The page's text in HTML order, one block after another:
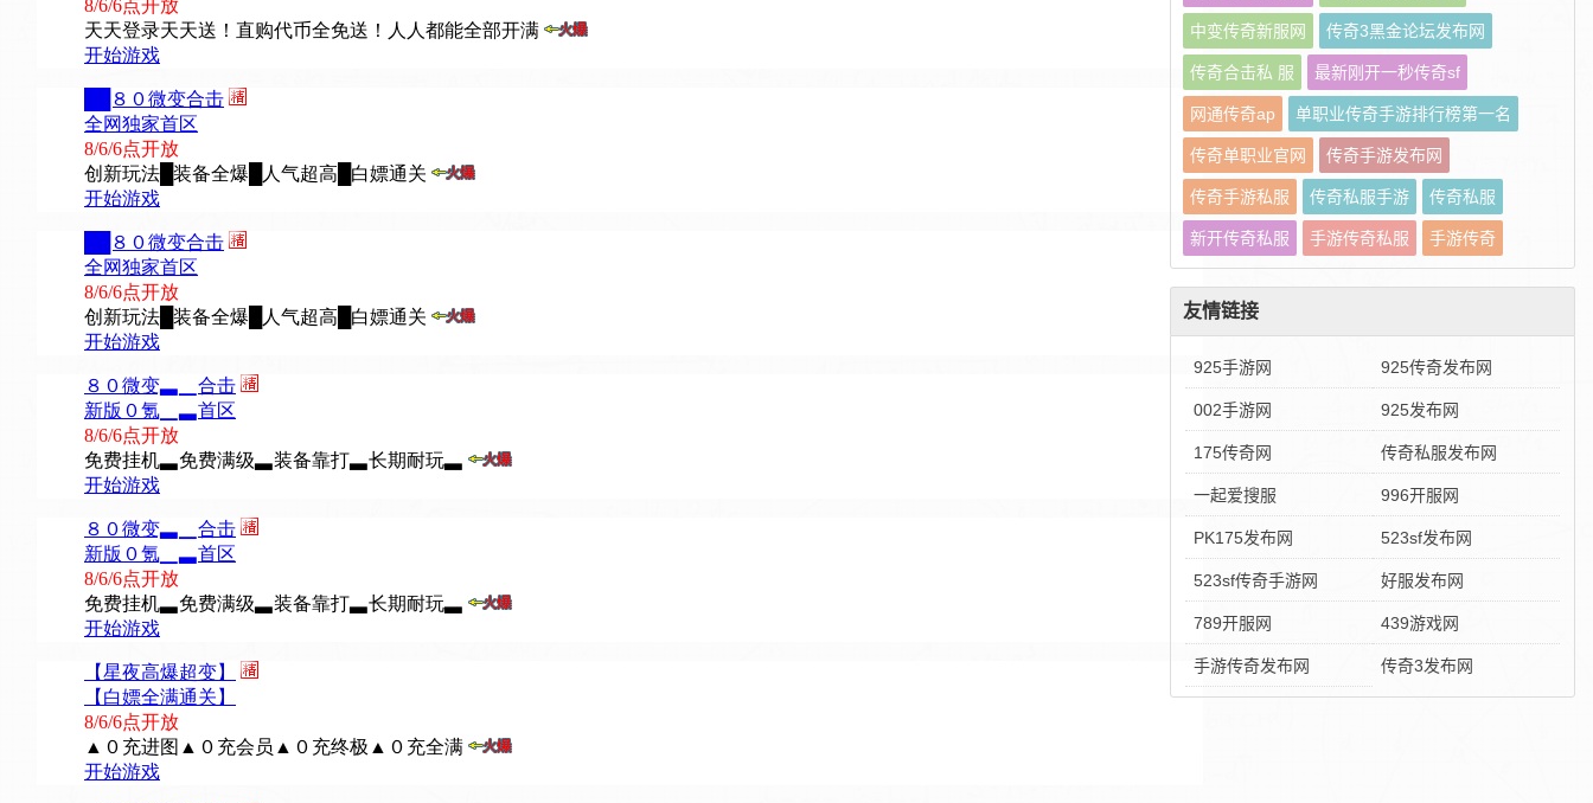
中变传奇新服网 传奇3黑金论坛发布网
传奇合击私 服 最新刚开一秒传奇sf
网通传奇ap 单职业传奇手游排行榜第一名
传奇单职业官网 传奇手游发布网
传奇手游私服 传奇私服手游 传奇私服
新开传奇私服 手游传奇私服 手游传奇
友情链接
925手游网 925传奇发布网
002手游网 925发布网
175传奇网 传奇私服发布网
一起爱搜服 996开服网
PK175发布网 523sf发布网
523sf传奇手游网 好服发布网
789开服网 439游戏网
手游传奇发布网 传奇3发布网